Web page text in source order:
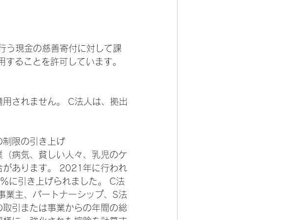
う現金の慈善寄付に対して課
ることを許可しています。
されません。 C法人は、拠出
制限の引き上げ
病気、貧しい人々、乳児のケ
があります。 2021年に行われ
に引き上げられました。 C法
業主、パートナーシップ、S法
引または事業からの年間の総